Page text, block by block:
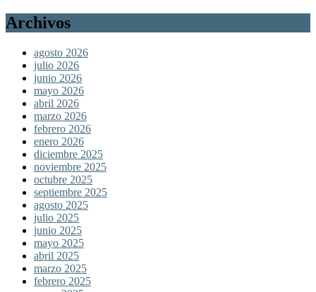
Archivos
agosto 2026
julio 2026
junio 2026
mayo 2026
abril 2026
marzo 2026
febrero 2026
enero 2026
diciembre 2025
noviembre 2025
octubre 2025
septiembre 2025
agosto 2025
julio 2025
junio 2025
mayo 2025
abril 2025
marzo 2025
febrero 2025